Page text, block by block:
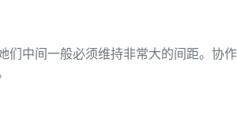
中间一般必须维持非常大的间距。协